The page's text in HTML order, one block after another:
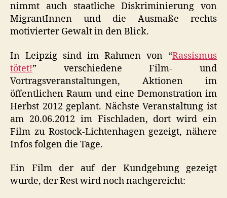
nimmt auch staatliche Diskriminierung von
MigrantInnen und die Ausmaße rechts
motivierter Gewalt in den Blick.
In Leipzig sind im Rahmen von “Rassismus
tötet!” verschiedene Film- und
Vortragsveranstaltungen, Aktionen im
öffentlichen Raum und eine Demonstration im
Herbst 2012 geplant. Nächste Veranstaltung ist
am 20.06.2012 im Fischladen, dort wird ein
Film zu Rostock-Lichtenhagen gezeigt, nähere
Infos folgen die Tage.
Ein Film der auf der Kundgebung gezeigt
wurde, der Rest wird noch nachgereicht: